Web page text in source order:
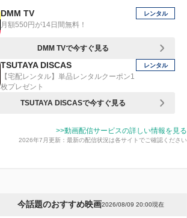
DMM TV
月額550円が14日間無料！
レンタル
DMM TVで今すぐ見る
TSUTAYA DISCAS
【宅配レンタル】単品レンタルクーポン1
枚プレゼント
レンタル
TSUTAYA DISCASで今すぐ見る
>>動画配信サービスの詳しい情報を見る
2026年7月更新：最新の配信状況は各サイトでご確認ください
今話題のおすすめ映画2026/08/09 20:00現在